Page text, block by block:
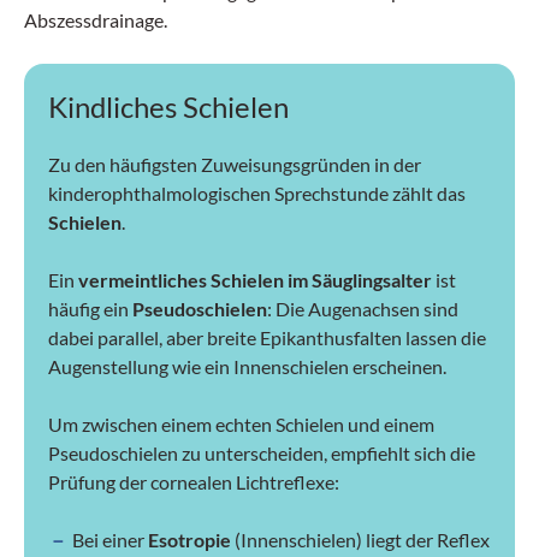
Abszessdrainage.
Kindliches Schielen
Zu den häufigsten Zuweisungsgründen in der
kinderophthalmologischen Sprechstunde zählt das
Schielen
Ein vermeintliches Schielen im Säuglingsalter ist
häufig ein Pseudoschielen: Die Augenachsen sind
dabei parallel, aber breite Epikanthusfalten lassen die
Augenstellung wie ein Innenschielen erscheinen.
Um zwischen einem echten Schielen und einem
Pseudoschielen zu unterscheiden, empfiehlt sich die
Prüfung der cornealen Lichtreflexe:
Bei einer Esotropie (Innenschielen) liegt der Reflex